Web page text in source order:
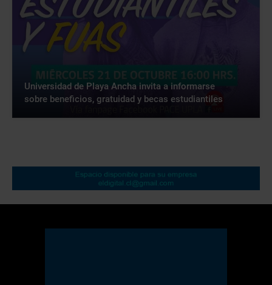
Universidad de Playa Ancha invita a informarse
sobre beneficios, gratuidad y becas estudiantiles